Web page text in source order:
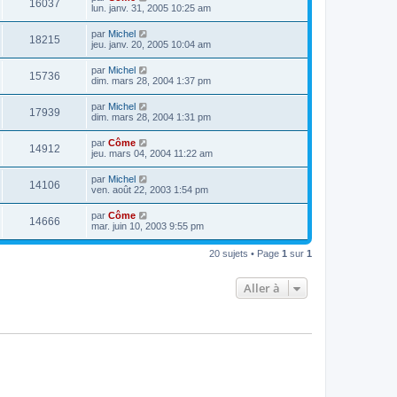
16037
lun. janv. 31, 2005 10:25 am
18215 par Michel
jeu. janv. 20, 2005 10:04 am
15736 par Michel
dim. mars 28, 2004 1:37 pm
17939 par Michel
dim. mars 28, 2004 1:31 pm
14912 par Côme
jeu. mars 04, 2004 11:22 am
14106 par Michel
ven. août 22, 2003 1:54 pm
14666 par Côme
mar. juin 10, 2003 9:55 pm
20 sujets • Page 1 sur 1
Aller à